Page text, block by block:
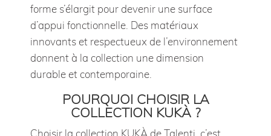
forme s’élargit pour devenir une surface
d’appui fonctionnelle. Des matériaux
innovants et respectueux de l’environnement
donnent à la collection une dimension
durable et contemporaine.
POURQUOI CHOISIR LA
COLLECTION KUKÀ ?